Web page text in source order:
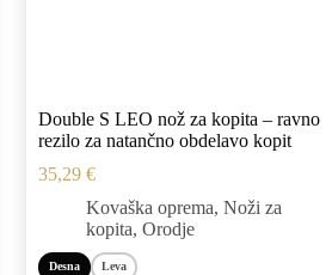
Double S LEO nož za kopita – ravno
rezilo za natančno obdelavo kopit
35,29 €
Kovaška oprema, Noži za
kopita, Orodje
Desna Leva